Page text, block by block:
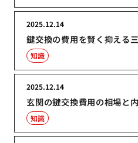
鍵交換の費用を賢く抑える
2025.12.14
知識
玄関の鍵交換費用の相場と
2025.12.14
知識